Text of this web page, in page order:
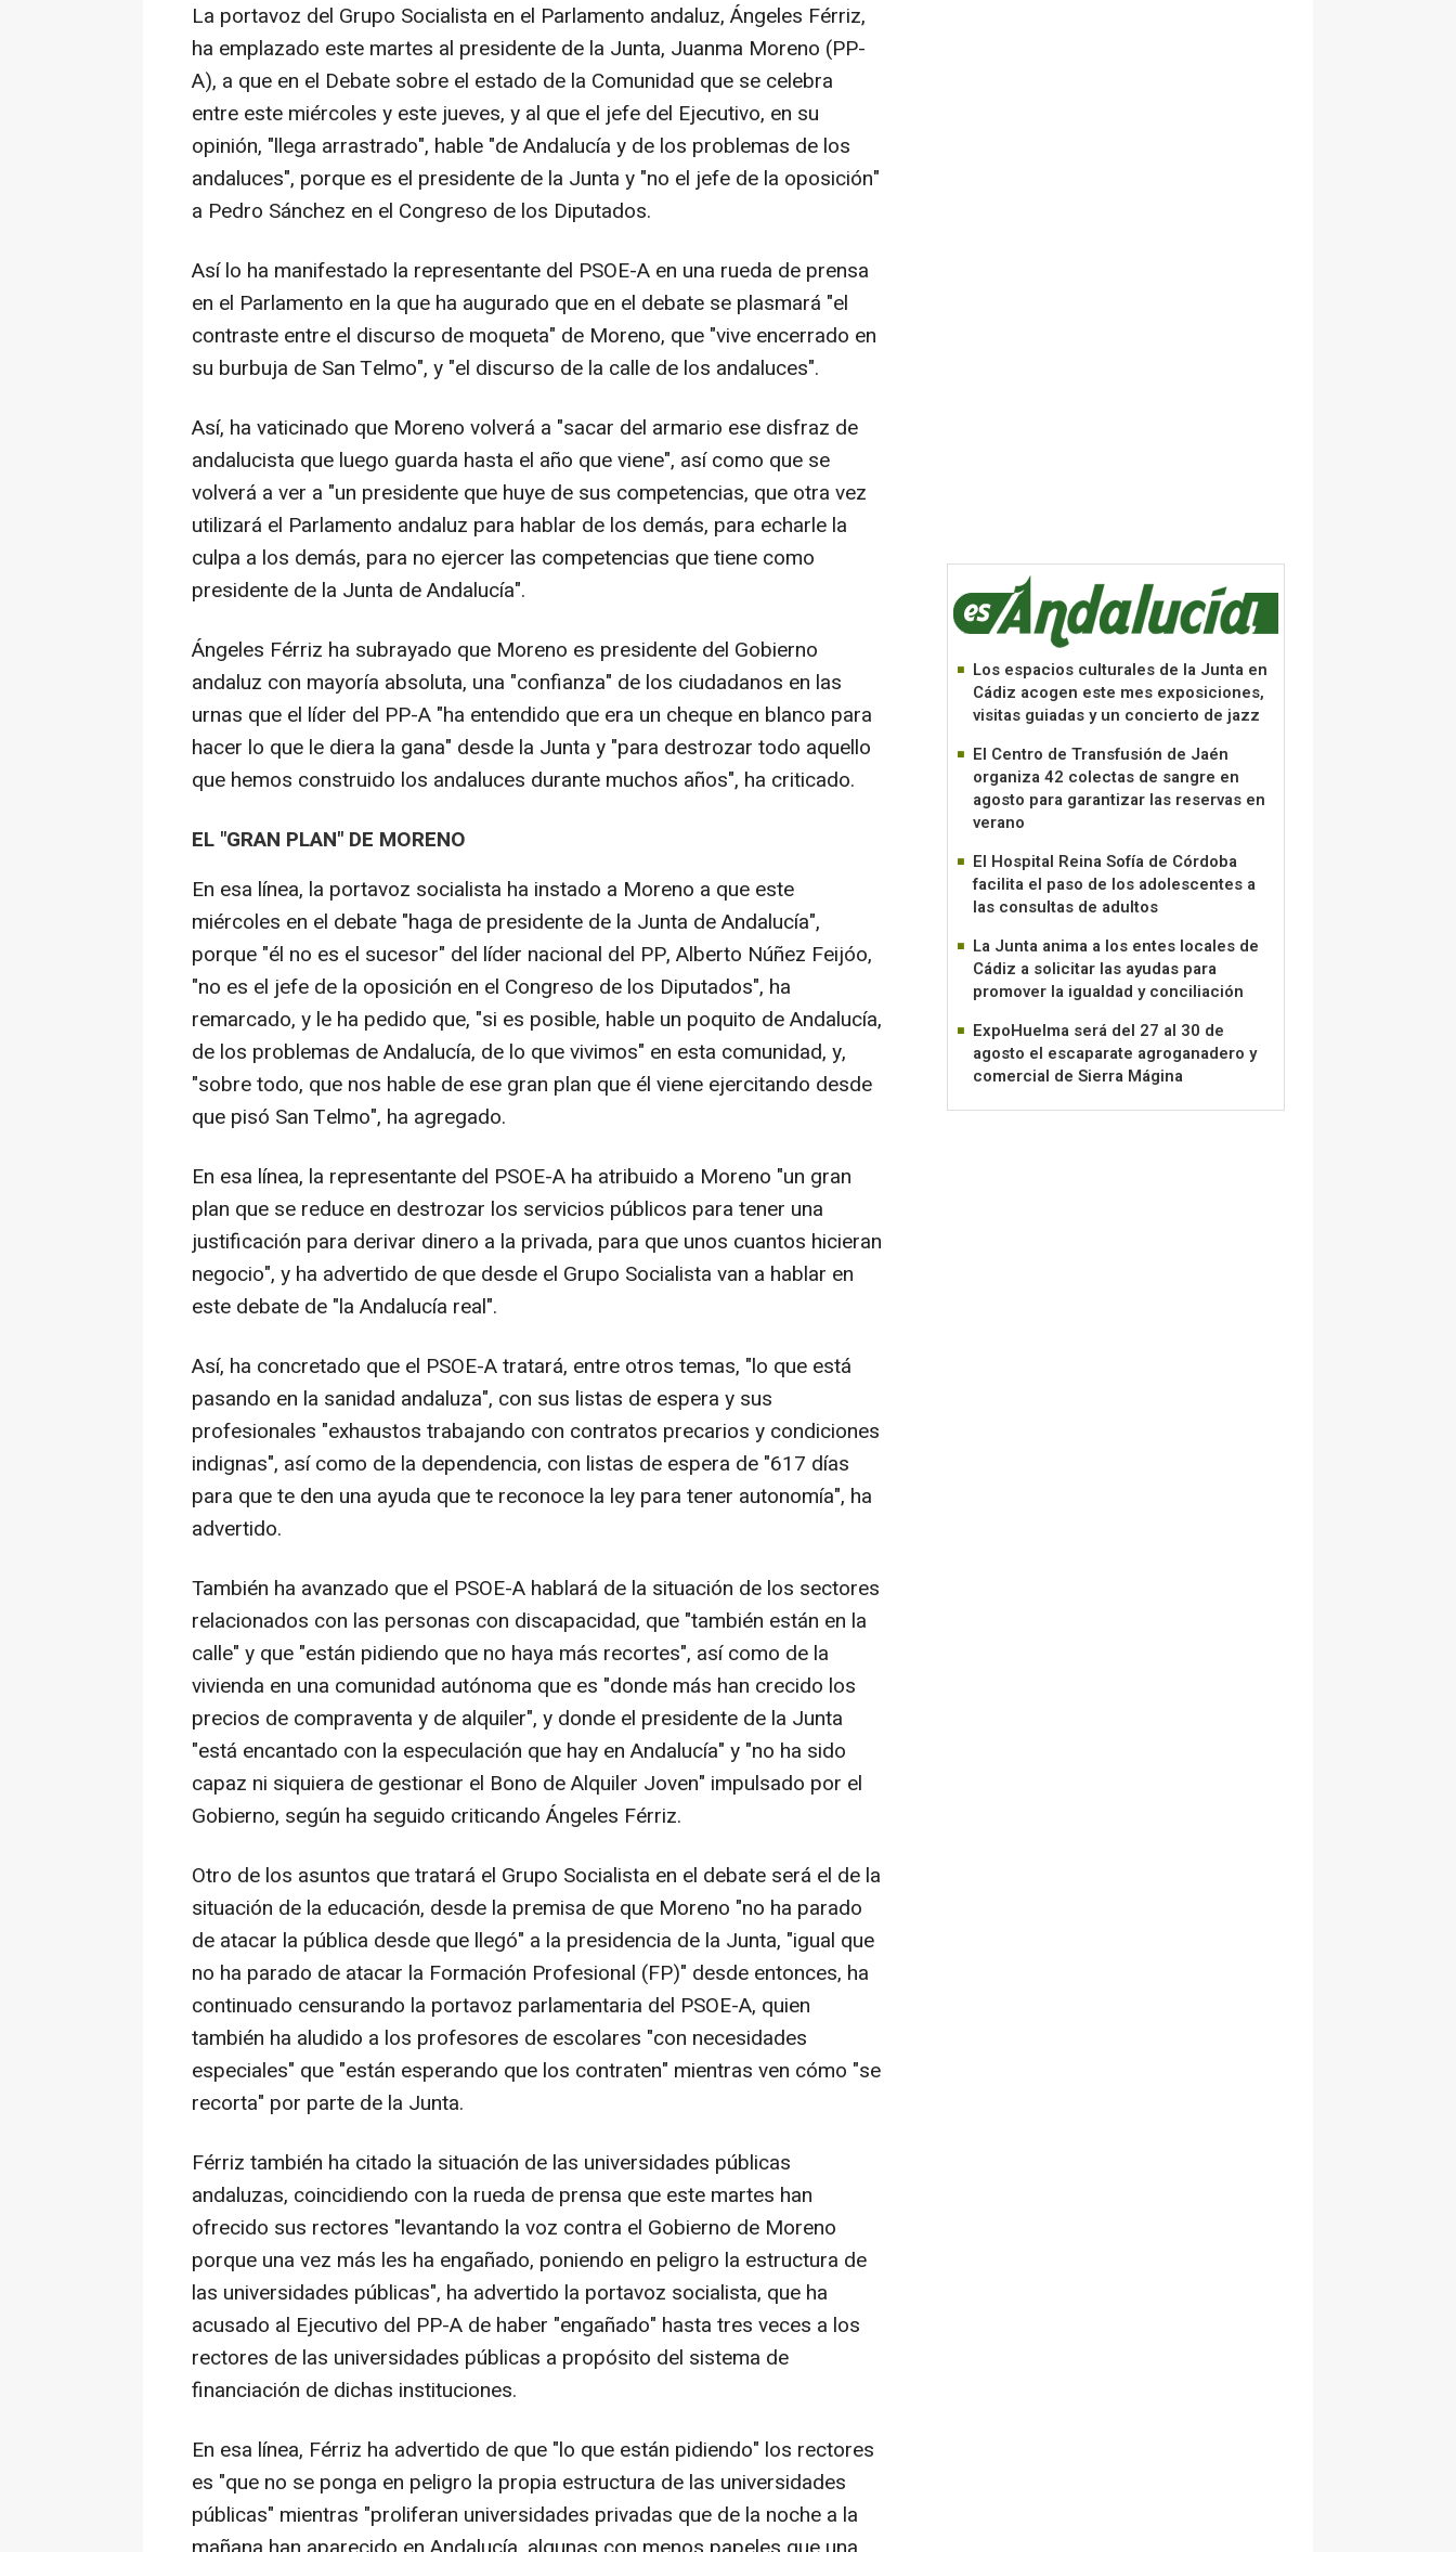
La portavoz del Grupo Socialista en el Parlamento andaluz, Ángeles Férriz,
ha emplazado este martes al presidente de la Junta, Juanma Moreno (PP-
A), a que en el Debate sobre el estado de la Comunidad que se celebra
entre este miércoles y este jueves, y al que el jefe del Ejecutivo, en su
opinión, "llega arrastrado", hable "de Andalucía y de los problemas de los
andaluces", porque es el presidente de la Junta y "no el jefe de la oposición"
a Pedro Sánchez en el Congreso de los Diputados.
Así lo ha manifestado la representante del PSOE-A en una rueda de prensa
en el Parlamento en la que ha augurado que en el debate se plasmará "el
contraste entre el discurso de moqueta" de Moreno, que "vive encerrado en
su burbuja de San Telmo", y "el discurso de la calle de los andaluces".
Así, ha vaticinado que Moreno volverá a "sacar del armario ese disfraz de
andalucista que luego guarda hasta el año que viene", así como que se
volverá a ver a "un presidente que huye de sus competencias, que otra vez
utilizará el Parlamento andaluz para hablar de los demás, para echarle la
culpa a los demás, para no ejercer las competencias que tiene como
presidente de la Junta de Andalucía".
Ángeles Férriz ha subrayado que Moreno es presidente del Gobierno
andaluz con mayoría absoluta, una "confianza" de los ciudadanos en las
urnas que el líder del PP-A "ha entendido que era un cheque en blanco para
hacer lo que le diera la gana" desde la Junta y "para destrozar todo aquello
que hemos construido los andaluces durante muchos años", ha criticado.
EL "GRAN PLAN" DE MORENO
En esa línea, la portavoz socialista ha instado a Moreno a que este
miércoles en el debate "haga de presidente de la Junta de Andalucía",
porque "él no es el sucesor" del líder nacional del PP, Alberto Núñez Feijóo,
"no es el jefe de la oposición en el Congreso de los Diputados", ha
remarcado, y le ha pedido que, "si es posible, hable un poquito de Andalucía,
de los problemas de Andalucía, de lo que vivimos" en esta comunidad, y,
"sobre todo, que nos hable de ese gran plan que él viene ejercitando desde
que pisó San Telmo", ha agregado.
En esa línea, la representante del PSOE-A ha atribuido a Moreno "un gran
plan que se reduce en destrozar los servicios públicos para tener una
justificación para derivar dinero a la privada, para que unos cuantos hicieran
negocio", y ha advertido de que desde el Grupo Socialista van a hablar en
este debate de "la Andalucía real".
Así, ha concretado que el PSOE-A tratará, entre otros temas, "lo que está
pasando en la sanidad andaluza", con sus listas de espera y sus
profesionales "exhaustos trabajando con contratos precarios y condiciones
indignas", así como de la dependencia, con listas de espera de "617 días
para que te den una ayuda que te reconoce la ley para tener autonomía", ha
advertido.
También ha avanzado que el PSOE-A hablará de la situación de los sectores
relacionados con las personas con discapacidad, que "también están en la
calle" y que "están pidiendo que no haya más recortes", así como de la
vivienda en una comunidad autónoma que es "donde más han crecido los
precios de compraventa y de alquiler", y donde el presidente de la Junta
"está encantado con la especulación que hay en Andalucía" y "no ha sido
capaz ni siquiera de gestionar el Bono de Alquiler Joven" impulsado por el
Gobierno, según ha seguido criticando Ángeles Férriz.
Otro de los asuntos que tratará el Grupo Socialista en el debate será el de la
situación de la educación, desde la premisa de que Moreno "no ha parado
de atacar la pública desde que llegó" a la presidencia de la Junta, "igual que
no ha parado de atacar la Formación Profesional (FP)" desde entonces, ha
continuado censurando la portavoz parlamentaria del PSOE-A, quien
también ha aludido a los profesores de escolares "con necesidades
especiales" que "están esperando que los contraten" mientras ven cómo "se
recorta" por parte de la Junta.
Férriz también ha citado la situación de las universidades públicas
andaluzas, coincidiendo con la rueda de prensa que este martes han
ofrecido sus rectores "levantando la voz contra el Gobierno de Moreno
porque una vez más les ha engañado, poniendo en peligro la estructura de
las universidades públicas", ha advertido la portavoz socialista, que ha
acusado al Ejecutivo del PP-A de haber "engañado" hasta tres veces a los
rectores de las universidades públicas a propósito del sistema de
financiación de dichas instituciones.
En esa línea, Férriz ha advertido de que "lo que están pidiendo" los rectores
es "que no se ponga en peligro la propia estructura de las universidades
públicas" mientras "proliferan universidades privadas que de la noche a la
Los espacios culturales de la Junta en
Cádiz acogen este mes exposiciones,
visitas guiadas y un concierto de jazz
El Centro de Transfusión de Jaén
organiza 42 colectas de sangre en
agosto para garantizar las reservas en
verano
El Hospital Reina Sofía de Córdoba
facilita el paso de los adolescentes a
las consultas de adultos
La Junta anima a los entes locales de
Cádiz a solicitar las ayudas para
promover la igualdad y conciliación
ExpoHuelma será del 27 al 30 de
agosto el escaparate agroganadero y
comercial de Sierra Mágina